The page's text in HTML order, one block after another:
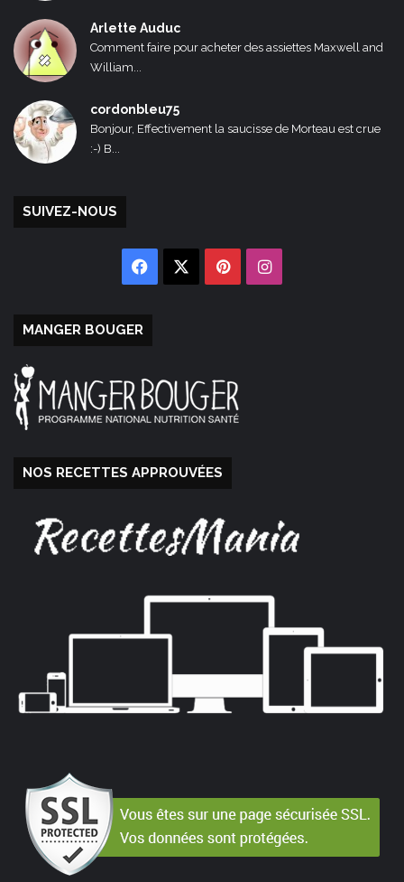
Arlette Auduc
Comment faire pour acheter des assiettes Maxwell and
William...
cordonbleu75
Bonjour, Effectivement la saucisse de Morteau est crue
:-) B...
SUIVEZ-NOUS
Facebook PinterestInstagram
MANGER BOUGER
NOS RECETTES APPROUVÉES